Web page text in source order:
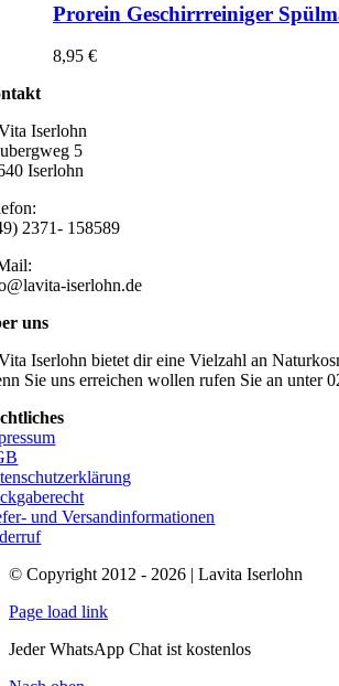
Prorein Geschirrreiniger
8,95 €
Iserlohn
5
Iserlohn
2371- 158589
iserlohn.de
uns
Iserlohn bietet dir eine Vielzahl an
Sie uns erreichen wollen rufen Sie an unter
und Versandinformationen
© Copyright 2012 - 2026 | Lavita Iserlohn
Page load link
Jeder WhatsApp Chat ist kostenlos